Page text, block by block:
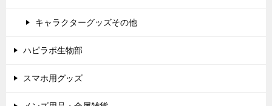
キャラクターグッズその他
ハピラボ生物部
スマホ用グッズ